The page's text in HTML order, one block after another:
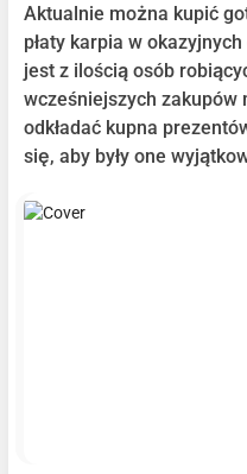
Aktualnie można kupić
płaty karpia w
jest z ilością osób
wcześniejszych zakupów
odkładać kupna
się, aby były one